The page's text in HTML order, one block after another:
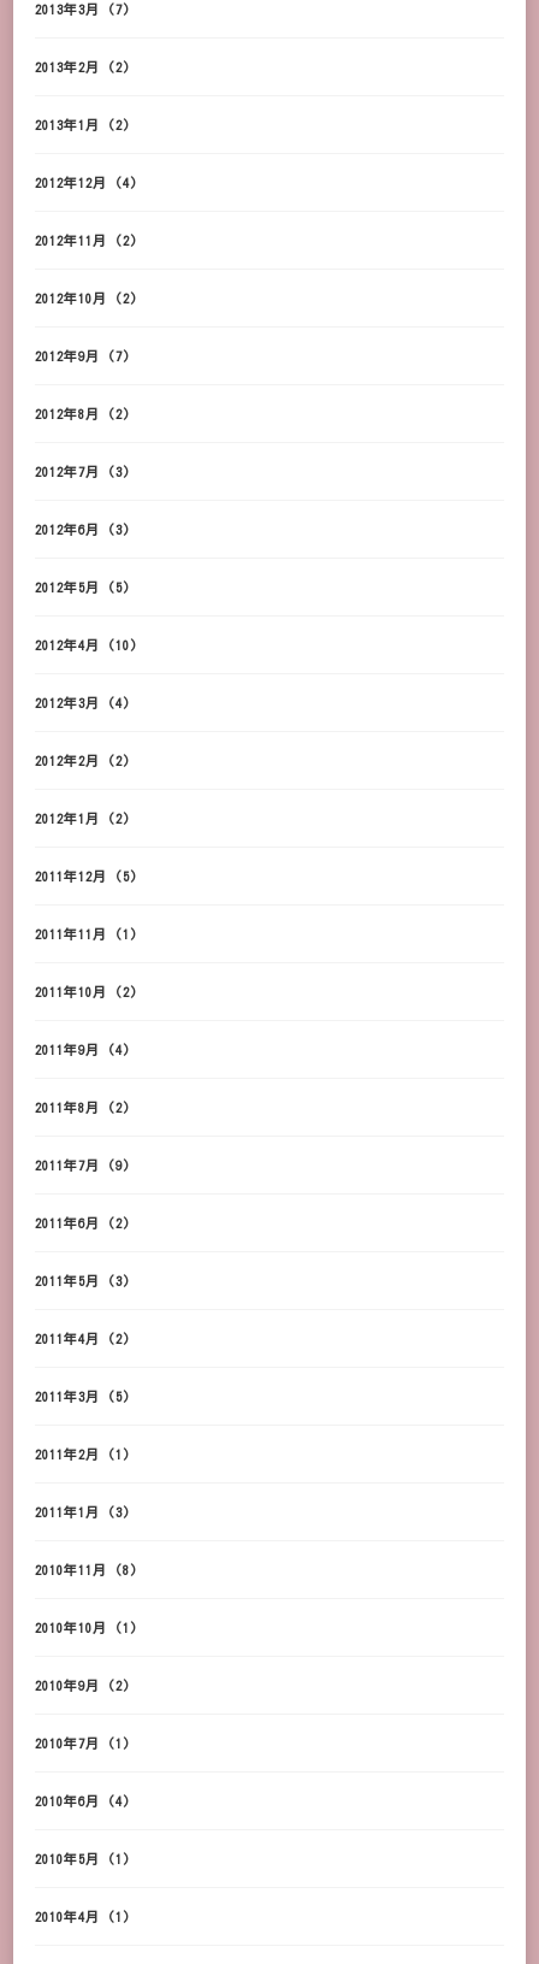
2013年3月 (7)
2013年2月 (2)
2013年1月 (2)
2012年12月 (4)
2012年11月 (2)
2012年10月 (2)
2012年9月 (7)
2012年8月 (2)
2012年7月 (3)
2012年6月 (3)
2012年5月 (5)
2012年4月 (10)
2012年3月 (4)
2012年2月 (2)
2012年1月 (2)
2011年12月 (5)
2011年11月 (1)
2011年10月 (2)
2011年9月 (4)
2011年8月 (2)
2011年7月 (9)
2011年6月 (2)
2011年5月 (3)
2011年4月 (2)
2011年3月 (5)
2011年2月 (1)
2011年1月 (3)
2010年11月 (8)
2010年10月 (1)
2010年9月 (2)
2010年7月 (1)
2010年6月 (4)
2010年5月 (1)
2010年4月 (1)